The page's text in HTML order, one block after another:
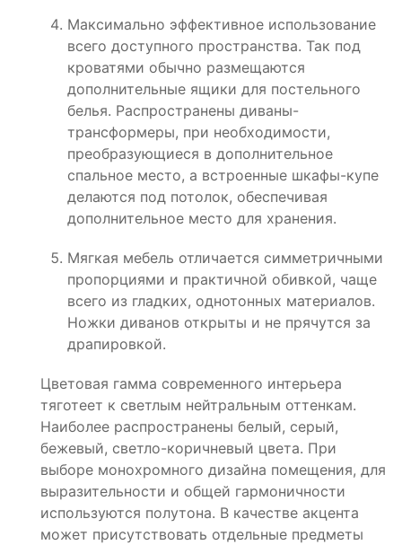
Максимально эффективное использование
всего доступного пространства. Так под
кроватями обычно размещаются
дополнительные ящики для постельного
белья. Распространены диваны-
трансформеры, при необходимости,
преобразующиеся в дополнительное
спальное место, а встроенные шкафы-купе
делаются под потолок, обеспечивая
дополнительное место для хранения.
Мягкая мебель отличается симметричными
пропорциями и практичной обивкой, чаще
всего из гладких, однотонных материалов.
Ножки диванов открыты и не прячутся за
драпировкой.
Цветовая гамма современного интерьера
тяготеет к светлым нейтральным оттенкам.
Наиболее распространены белый, серый,
бежевый, светло-коричневый цвета. При
выборе монохромного дизайна помещения, для
выразительности и общей гармоничности
используются полутона. В качестве акцента
может присутствовать отдельные предметы